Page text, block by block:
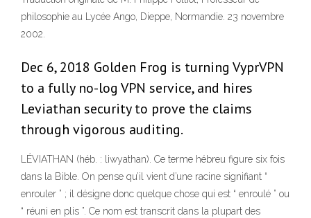
philosophie au Lycée Ango, Dieppe, Normandie. 23 novembre
2002.
Dec 6, 2018 Golden Frog is turning VyprVPN
to a fully no-log VPN service, and hires
Leviathan security to prove the claims
through vigorous auditing.
LÉVIATHAN (héb. : liwyathan). Ce terme hébreu figure six fois
dans la Bible. On pense qu’il vient d’une racine signifiant “
enrouler ” ; il désigne donc quelque chose qui est “ enroulé ” ou
“ réuni en plis ”. Ce nom est transcrit dans la plupart des